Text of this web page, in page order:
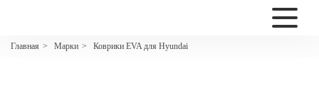
Главная > Марки > Коврики EVA для Hyundai
2200